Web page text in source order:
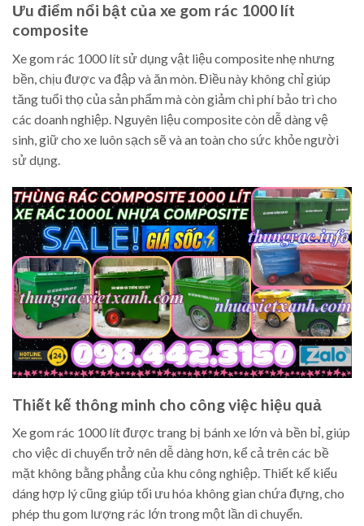
Ưu điểm nổi bật của xe gom rác 1000 lít
composite
Xe gom rác 1000 lít sử dụng vật liệu composite nhẹ nhưng
bền, chịu được va đập và ăn mòn. Điều này không chỉ giúp
tăng tuổi thọ của sản phẩm mà còn giảm chi phí bảo trì cho
các doanh nghiệp. Nguyên liệu composite còn dễ dàng vệ
sinh, giữ cho xe luôn sạch sẽ và an toàn cho sức khỏe người
sử dụng.
Thiết kế thông minh cho công việc hiệu quả
Xe gom rác 1000 lít được trang bị bánh xe lớn và bền bỉ, giúp
cho việc di chuyển trở nên dễ dàng hơn, kể cả trên các bề
mặt không bằng phẳng của khu công nghiệp. Thiết kế kiểu
dáng hợp lý cũng giúp tối ưu hóa không gian chứa đựng, cho
phép thu gom lượng rác lớn trong một lần di chuyển.